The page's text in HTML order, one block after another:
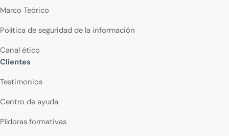
Marco Teórico
Política de seguridad de la información
Canal ético
Clientes
Testimonios
Centro de ayuda
Píldoras formativas